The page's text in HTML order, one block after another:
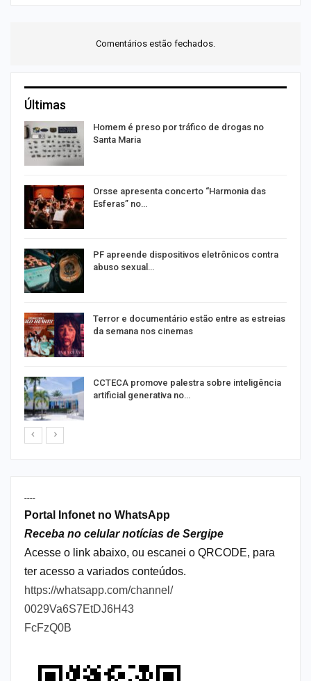
Comentários estão fechados.
Últimas
Homem é preso por tráfico de drogas no
Santa Maria
Orsse apresenta concerto “Harmonia das
Esferas” no…
PF apreende dispositivos eletrônicos contra
abuso sexual…
Terror e documentário estão entre as estreias
da semana nos cinemas
CCTECA promove palestra sobre inteligência
artificial generativa no…
----
Portal Infonet no WhatsApp
Receba no celular notícias de Sergipe
Acesse o link abaixo, ou escanei o QRCODE, para
ter acesso a variados conteúdos.
https://whatsapp.com/channel/
0029Va6S7EtDJ6H43
FcFzQ0B